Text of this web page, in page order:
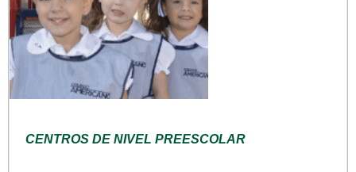
CENTROS DE NIVEL PREESCOLAR